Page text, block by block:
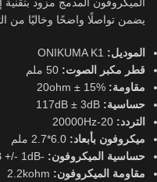
يضمن تواصلًا واضحًا وخاليًا من
الموديل:
قطر مكبر الصوت: 50 ملم
مقاومة: 20ohm ± 15%
حساسية: 117dB ± 3dB
التردد: 20-20000Hz
ميكروفون بأبعاد: 6.0*2.7 ملم
حساسية الميكروفون: -36dB +/- 1dB
مقاومة الميكروفون: